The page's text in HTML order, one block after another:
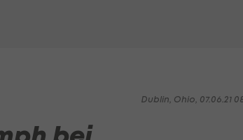
Dublin, Ohio, 07.06.21